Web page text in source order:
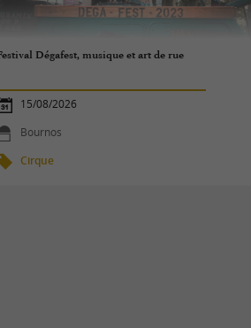
Dégafest, musique et art de rue
15/08/2026
Bournos
Cirque